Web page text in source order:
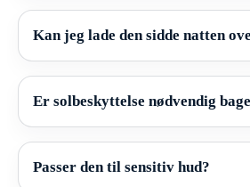
Kan jeg lade den sidde natten
Er solbeskyttelse nødvendig
Passer den til sensitiv hud?